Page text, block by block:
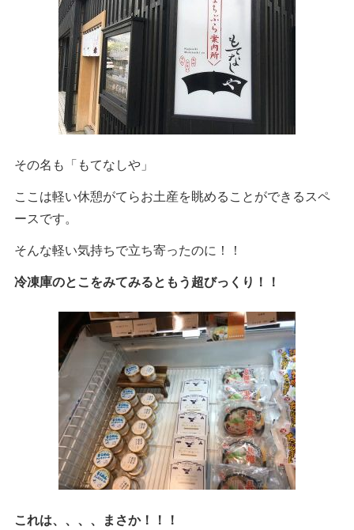
その名も「もてなしや」
ここは軽い休憩がてらお土産を眺めることができるスペ
ースです。
そんな軽い気持ちで立ち寄ったのに！！
冷凍庫のとこをみてみるともう超びっくり！！
これは、、、、まさか！！！